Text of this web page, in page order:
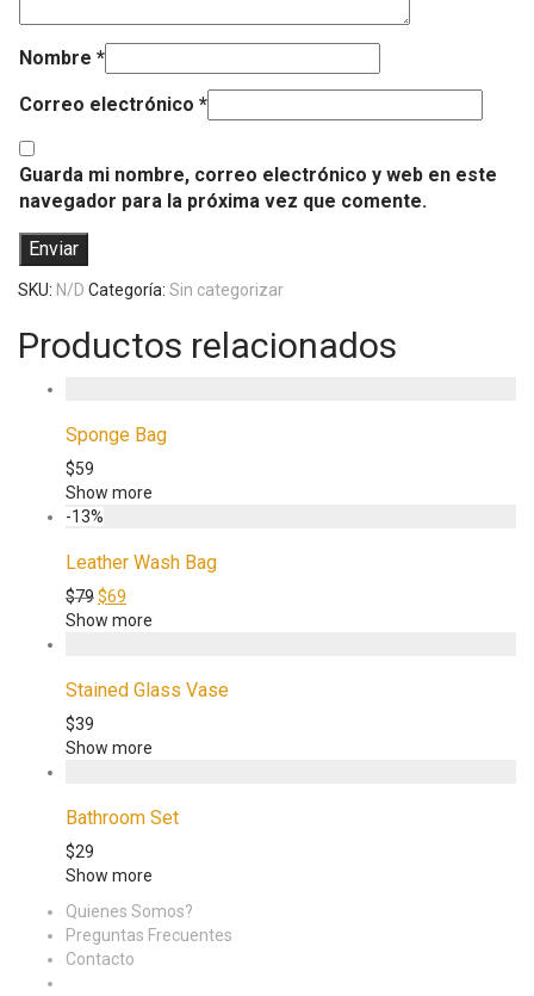
Nombre *
Correo electrónico *
Guarda mi nombre, correo electrónico y web en este
navegador para la próxima vez que comente.
SKU: N/D Categoría: Sin categorizar
Productos relacionados
Sponge Bag
$59
Show more
-13%
Leather Wash Bag
$79$69
Show more
Stained Glass Vase
$39
Show more
Bathroom Set
$29
Show more
Quienes Somos?
Preguntas Frecuentes
Contacto